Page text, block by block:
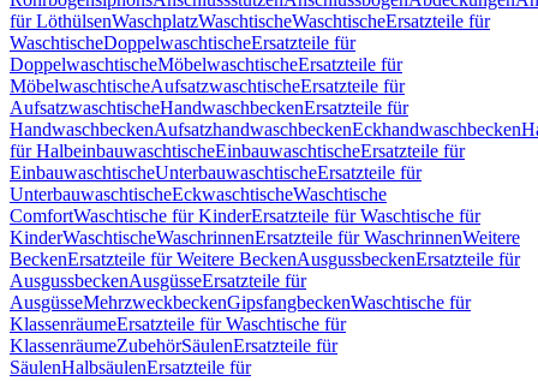
für LöthülsenWaschplatzWaschtischeWaschtischeErsatzteile für
WaschtischeDoppelwaschtischeErsatzteile für
DoppelwaschtischeMöbelwaschtischeErsatzteile für
MöbelwaschtischeAufsatzwaschtischeErsatzteile für
AufsatzwaschtischeHandwaschbeckenErsatzteile für
HandwaschbeckenAufsatzhandwaschbeckenEckhandwaschbecken
für HalbeinbauwaschtischeEinbauwaschtischeErsatzteile für
EinbauwaschtischeUnterbauwaschtischeErsatzteile für
UnterbauwaschtischeEckwaschtischeWaschtische
ComfortWaschtische für KinderErsatzteile für Waschtische für
KinderWaschtischeWaschrinnenErsatzteile für WaschrinnenWeitere
BeckenErsatzteile für Weitere BeckenAusgussbeckenErsatzteile für
AusgussbeckenAusgüsseErsatzteile für
AusgüsseMehrzweckbeckenGipsfangbeckenWaschtische für
KlassenräumeErsatzteile für Waschtische für
KlassenräumeZubehörSäulenErsatzteile für
SäulenHalbsäulenErsatzteile für